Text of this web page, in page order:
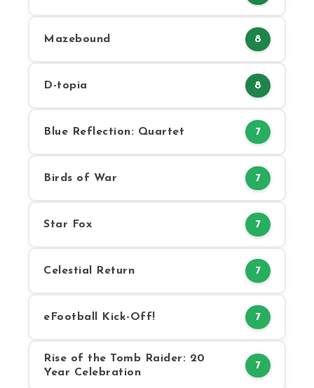
Mazebound 8
D-topia 8
Blue Reflection: Quartet 7
Birds of War 7
Star Fox 7
Celestial Return 7
eFootball Kick-Off! 7
Rise of the Tomb Raider: 20
Year Celebration
7